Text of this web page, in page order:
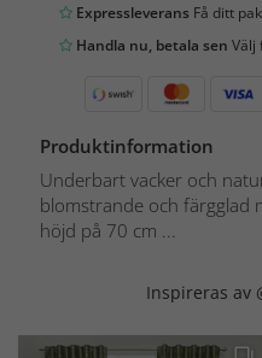
Expressleverans Få ditt
Handla nu, betala sen Välj
Produktinformation
Underbart vacker och
blomstrande och färgglad
höjd på 70 cm ...
Inspireras av